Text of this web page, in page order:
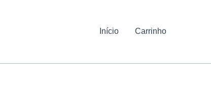
Início Carrinho